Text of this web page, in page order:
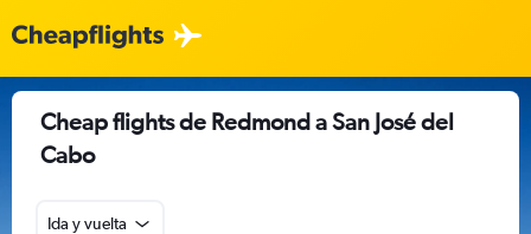
Cheap flights de Redmond a San José del
Cabo
Ida y vuelta